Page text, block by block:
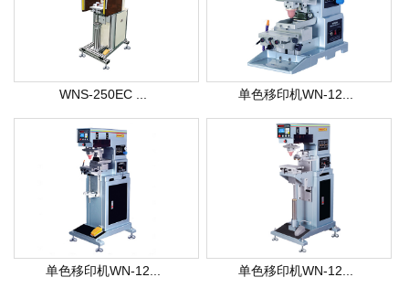
WNS-250EC ... 单色移印机WN-12...
单色移印机WN-12... 单色移印机WN-12...